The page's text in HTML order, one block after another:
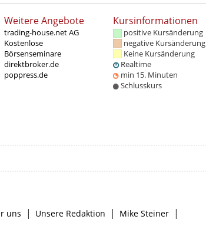
Weitere Angebote
trading-house.net AG
Kostenlose
Börsenseminare
direktbroker.de
poppress.de
Kursinformationen
positive Kursänderung
negative Kursänderung
Keine Kursänderung
Realtime
min 15. Minuten
Schlusskurs
uns | Unsere Redaktion | Mike Steiner |